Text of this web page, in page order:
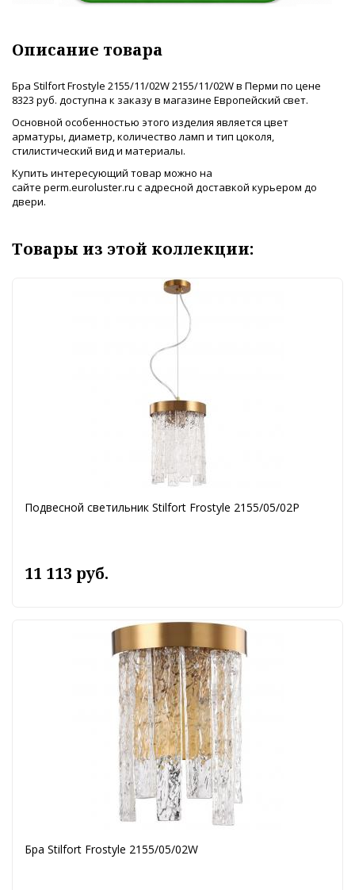
Описание товара
Бра Stilfort Frostyle 2155/11/02W 2155/11/02W в Перми по цене
8323 руб. доступна к заказу в магазине Европейский свет.
Основной особенностью этого изделия является цвет
арматуры, диаметр, количество ламп и тип цоколя,
стилистический вид и материалы.
Купить интересующий товар можно на
сайте perm.euroluster.ru с адресной доставкой курьером до
двери.
Товары из этой коллекции:
Подвесной светильник Stilfort Frostyle 2155/05/02P
11 113 руб.
Бра Stilfort Frostyle 2155/05/02W